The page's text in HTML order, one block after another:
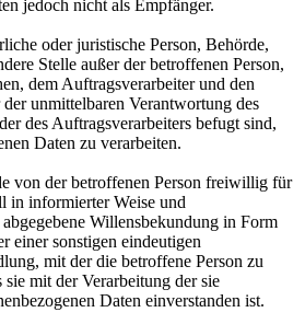
jedoch nicht als Empfänger.
oder juristische Person, Behörde,
Stelle außer der betroffenen Person,
dem Auftragsverarbeiter und den
der unmittelbaren Verantwortung des
des Auftragsverarbeiters befugt sind,
Daten zu verarbeiten.
von der betroffenen Person freiwillig für
in informierter Weise und
Willensbekundung in Form
einer sonstigen eindeutigen
mit der die betroffene Person zu
sie mit der Verarbeitung der sie
Daten einverstanden ist.